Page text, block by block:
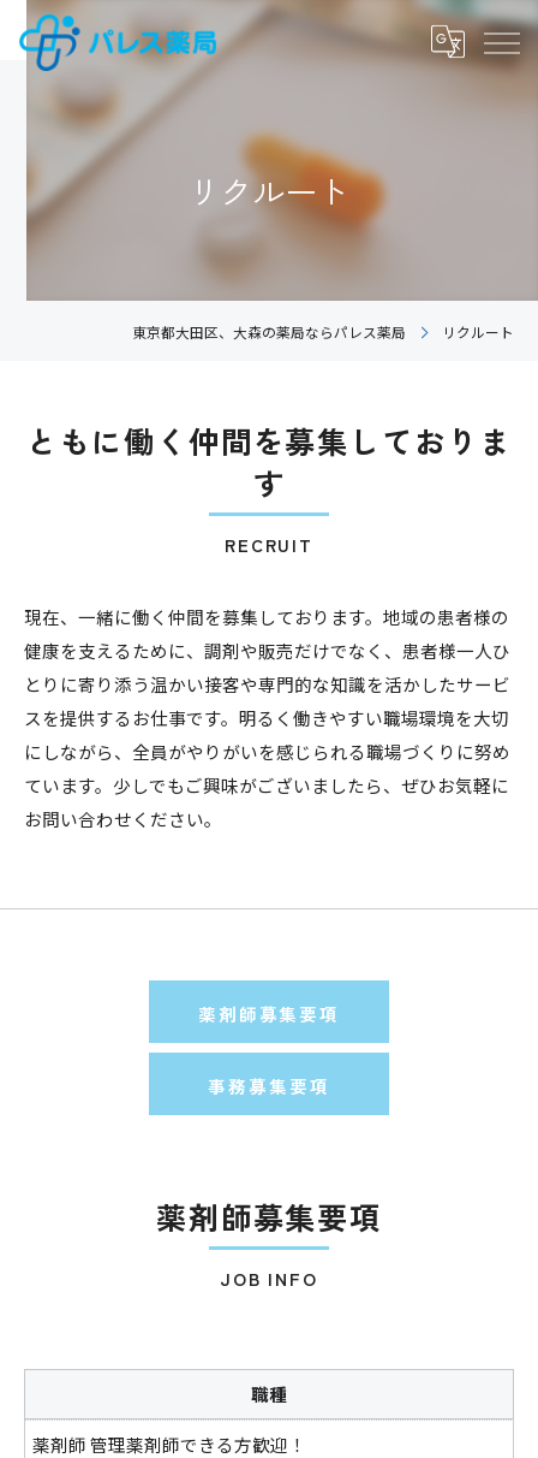
リクルート
東京都大田区、大森の薬局ならパレス薬局 リクルート
ともに働く仲間を募集しておりま
す
RECRUIT
現在、一緒に働く仲間を募集しております。地域の患者様の
健康を支えるために、調剤や販売だけでなく、患者様一人ひ
とりに寄り添う温かい接客や専門的な知識を活かしたサービ
スを提供するお仕事です。明るく働きやすい職場環境を大切
にしながら、全員がやりがいを感じられる職場づくりに努め
ています。少しでもご興味がございましたら、ぜひお気軽に
お問い合わせください。
薬剤師募集要項
事務募集要項
薬剤師募集要項
JOB INFO
職種
薬剤師 管理薬剤師できる方歓迎！